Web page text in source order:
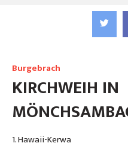
Burgebrach
KIRCHWEIH IN
1. Hawaii-Kerwa